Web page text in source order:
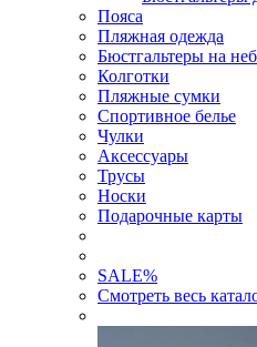
Пояса
Пляжная одежда
Бюстгальтеры на
Колготки
Пляжные сумки
Спортивное белье
Чулки
Аксессуары
Трусы
Носки
Подарочные карты
SALE%
Смотреть весь